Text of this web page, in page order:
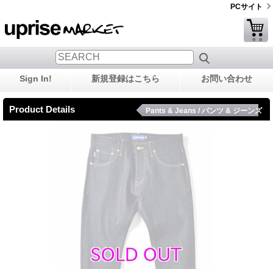
PCサイト
Sign In! 新規登録はこちら お問い合わせ
Product Details Pants & Jeans / パンツ & ジーンズ